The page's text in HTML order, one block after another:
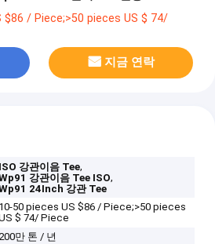
$86 / Piece;>50 pieces US $ 74/
지금 연락
ISO 강관이음 Tee,
강관이음 Tee ISO,
24Inch 강관 Tee
10-50 pieces US $86 / Piece;>50 pieces
$ 74/ Piece
만 톤 / 년